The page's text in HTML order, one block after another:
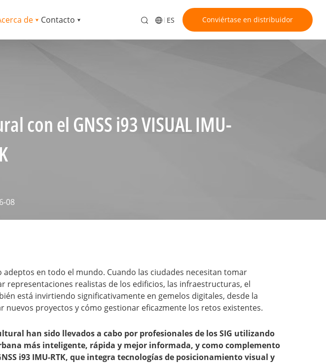
de Contacto ES Conviértase en distribuidor
con el GNSS i93 VISUAL IMU-
08
en todo el mundo. Cuando las ciudades necesitan tomar
representaciones realistas de los edificios, las infraestructuras, el
está invirtiendo significativamente en gemelos digitales, desde la
proyectos y cómo gestionar eficazmente los retos existentes.
han sido llevados a cabo por profesionales de los SIG utilizando
más inteligente, rápida y mejor informada, y como complemento
i93 IMU-RTK, que integra tecnologías de posicionamiento visual y